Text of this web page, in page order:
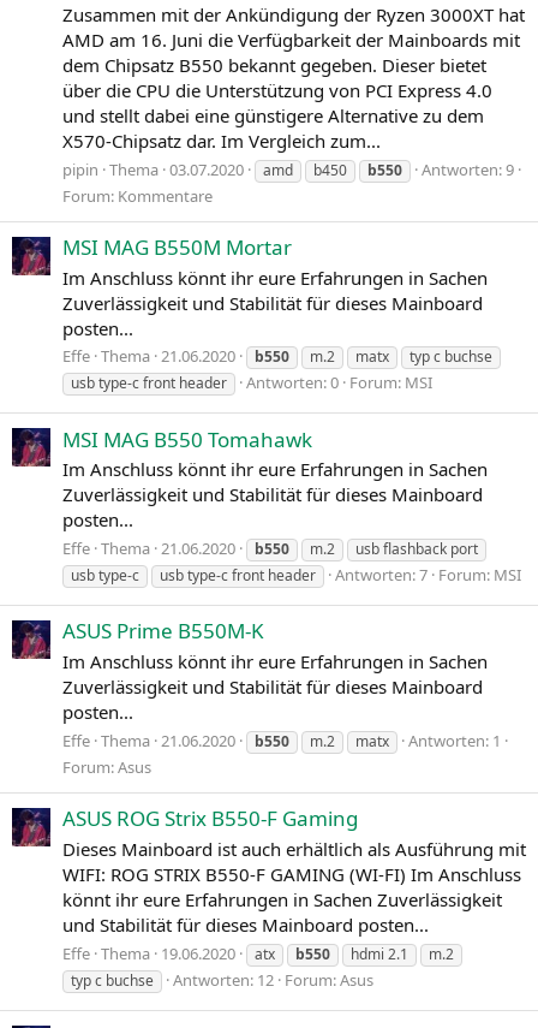
Zusammen mit der Ankündigung der Ryzen 3000XT hat
AMD am 16. Juni die Verfügbarkeit der Mainboards mit
dem Chipsatz B550 bekannt gegeben. Dieser bietet
über die CPU die Unterstützung von PCI Express 4.0
und stellt dabei eine günstigere Alternative zu dem
X570-Chipsatz dar. Im Vergleich zum...
pipin Thema 03.07.2020 amd b450 b550
Antworten: 9
Forum: Kommentare
MSI MAG B550M Mortar
Im Anschluss könnt ihr eure Erfahrungen in Sachen
Zuverlässigkeit und Stabilität für dieses Mainboard
posten...
Effe Thema 21.06.2020 b550 m.2 matx
typ c buchse
usb type-c front header
Antworten: 0 Forum: MSI
MSI MAG B550 Tomahawk
Im Anschluss könnt ihr eure Erfahrungen in Sachen
Zuverlässigkeit und Stabilität für dieses Mainboard
posten...
Effe Thema 21.06.2020 b550 m.2
usb flashback port
usb type-c
usb type-c front header Antworten: 7 Forum: MSI
ASUS Prime B550M-K
Im Anschluss könnt ihr eure Erfahrungen in Sachen
Zuverlässigkeit und Stabilität für dieses Mainboard
posten...
Effe Thema 21.06.2020 b550 m.2 matx
Antworten: 1
Forum:Asus
ASUS ROG Strix B550-F Gaming
Dieses Mainboard ist auch erhältlich als Ausführung mit
WIFI: ROG STRIX B550-F GAMING (WI-FI) Im Anschluss
könnt ihr eure Erfahrungen in Sachen Zuverlässigkeit
und Stabilität für dieses Mainboard posten...
Effe Thema 19.06.2020 atx b550 hdmi 2.1
m.2
typ c buchse
Antworten: 12 Forum:Asus